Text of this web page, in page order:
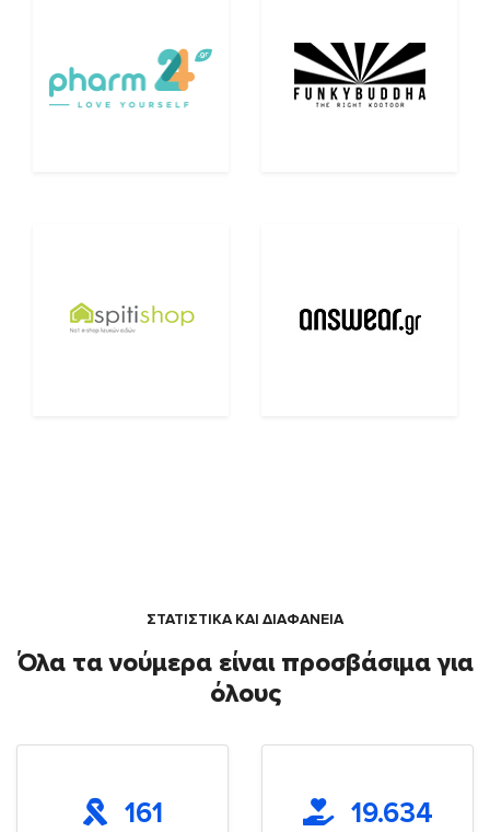
ΣΤΑΤΙΣΤΙΚΑ ΚΑΙ ΔΙΑΦΑΝΕΙΑ
Όλα τα νούμερα είναι προσβάσιμα για
όλους
161 19.634